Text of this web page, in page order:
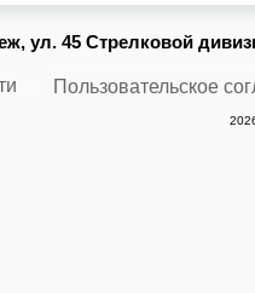
ул. 45 Стрелковой
Пользовательское